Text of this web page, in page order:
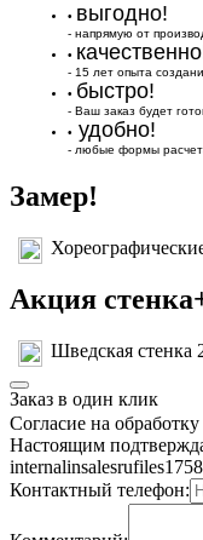
• выгодно!
- напрямую от
•
- 15 лет опыта
• быстро!
- Ваш заказ будет
• удобно!
- любые формы
Замер!
Акция
Шведская стенка
Заказ в один клик
Согласие на
Настоящим
Контактный телефон: